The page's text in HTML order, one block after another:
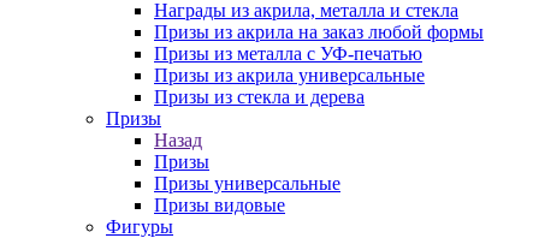
Награды из акрила, металла и стекла
Призы из акрила на заказ любой формы
Призы из металла с УФ-печатью
Призы из акрила универсальные
Призы из стекла и дерева
Призы
Назад
Призы
Призы универсальные
Призы видовые
Фигуры